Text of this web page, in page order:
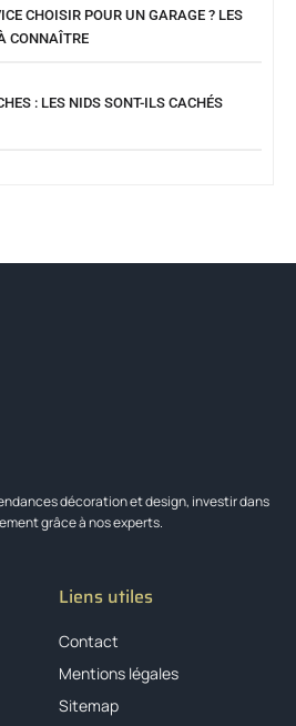
CHOISIR POUR UN GARAGE ? LES
CONNAÎTRE
: LES NIDS SONT-ILS CACHÉS
décoration et design, investir dans
grâce à nos experts.
Liens utiles
Contact
Mentions légales
Sitemap